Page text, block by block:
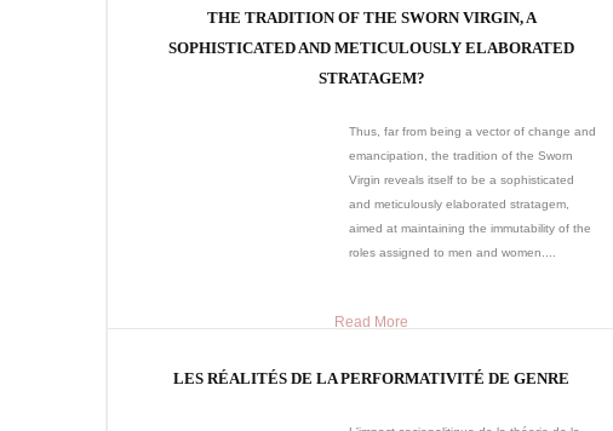
THE TRADITION OF THE SWORN VIRGIN, A
SOPHISTICATED AND METICULOUSLY ELABORATED
STRATAGEM?
Thus, far from being a vector of change and
emancipation, the tradition of the Sworn
Virgin reveals itself to be a sophisticated
and meticulously elaborated stratagem,
aimed at maintaining the immutability of the
roles assigned to men and women....
Read More
LES RÉALITÉS DE LA PERFORMATIVITÉ DE GENRE